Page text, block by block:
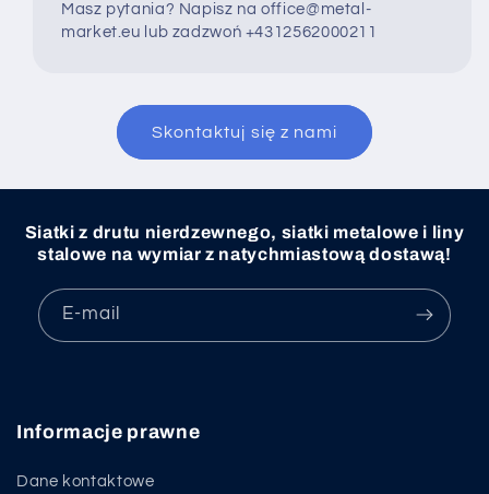
Masz pytania? Napisz na office@metal-
market.eu lub zadzwoń +4312562000211
Skontaktuj się z nami
Siatki z drutu nierdzewnego, siatki metalowe i liny
stalowe na wymiar z natychmiastową dostawą!
E-mail
Informacje prawne
Dane kontaktowe